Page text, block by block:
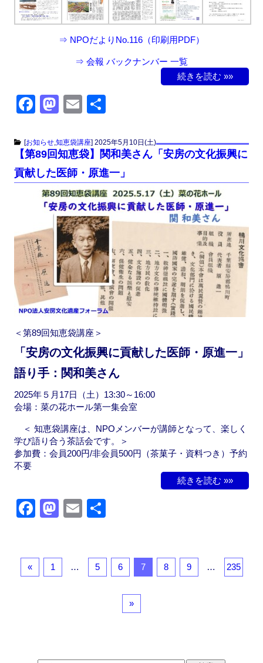
k
⇒ NPOだよりNo.116（印刷用PDF）
⇒ 会報 バックナンバー 一覧
続きを読む »»
F
c
e
b
o
k
M
st
o
d
o
n
E
ail
[お知らせ, 知恵袋講座] 2025年5月10日(土)
【第89回知恵袋】関和美さん「安房の文化振興に
貢献した医師・原進一」
＜第89回知恵袋講座＞
「安房の文化振興に貢献した医師・原進一」
語り手：関和美さん
2025年５月17日（土）13:30～16:00
会場：菜の花ホール第一集会室
＜ 知恵袋講座は、NPOメンバーが講師となって、楽しく
学び語り合う茶話会です。＞
参加費：会員200円/非会員500円（茶菓子・資料つき）予約
不要
続きを読む »»
F
e
b
M
o
d
E
« 1 … 5 6 7 8 9 … 235
»